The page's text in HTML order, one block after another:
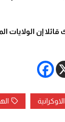
إن الولايات